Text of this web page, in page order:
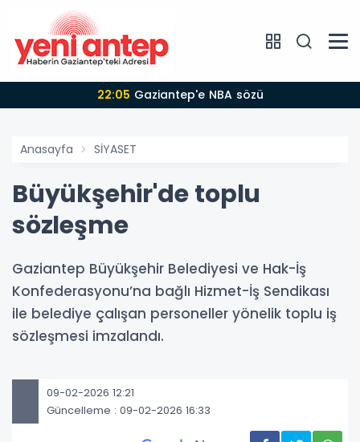
22:05 Gaziantep'e NBA sözü
Anasayfa SİYASET
Büyükşehir'de toplu
sözleşme
Gaziantep Büyükşehir Belediyesi ve Hak-İş
Konfederasyonu’na bağlı Hizmet-İş Sendikası
ile belediye çalışan personeller yönelik toplu iş
sözleşmesi imzalandı.
09-02-2026 12:21
Güncelleme : 09-02-2026 16:33